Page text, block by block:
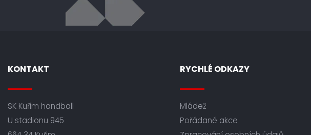
KONTAKT
SK Kuřim handball
U stadionu 945
RYCHLÉ ODKAZY
Mládež
Pořádané akce